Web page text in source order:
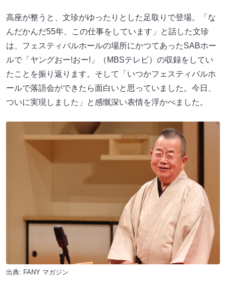
高座が整うと、文珍がゆったりとした足取りで登場。「な
んだかんだ55年、この仕事をしています」と話した文珍
は、フェスティバルホールの場所にかつてあったSABホー
ルで「ヤングおー!おー!」（MBSテレビ）の収録をしてい
たことを振り返ります。そして「いつかフェスティバルホ
ールで落語会ができたら面白いと思っていました。今日、
ついに実現しました」と感慨深い表情を浮かべました。
出典: FANY マガジン